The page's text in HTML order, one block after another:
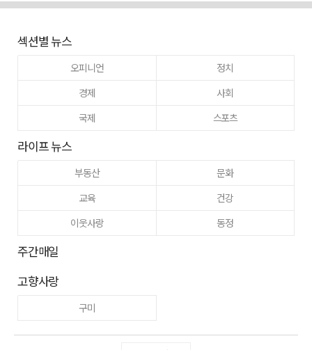
섹션별 뉴스
오피니언
정치
경제
사회
국제
스포츠
라이프 뉴스
부동산
문화
교육
건강
이웃사랑
동정
주간매일
고향사랑
구미